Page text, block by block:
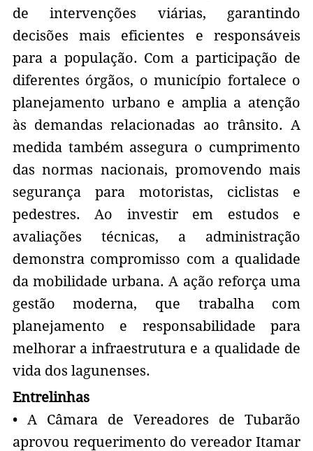
de intervenções viárias, garantindo
decisões mais eficientes e responsáveis
para a população. Com a participação de
diferentes órgãos, o município fortalece o
planejamento urbano e amplia a atenção
às demandas relacionadas ao trânsito. A
medida também assegura o cumprimento
das normas nacionais, promovendo mais
segurança para motoristas, ciclistas e
pedestres. Ao investir em estudos e
avaliações técnicas, a administração
demonstra compromisso com a qualidade
da mobilidade urbana. A ação reforça uma
gestão moderna, que trabalha com
planejamento e responsabilidade para
melhorar a infraestrutura e a qualidade de
vida dos lagunenses.
Entrelinhas
• A Câmara de Vereadores de Tubarão
aprovou requerimento do vereador Itamar